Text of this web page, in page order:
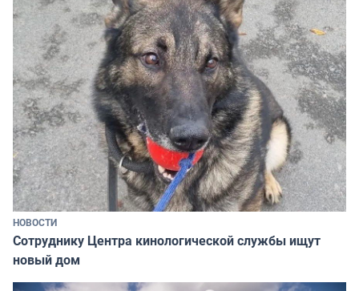
НОВОСТИ
Сотруднику Центра кинологической службы ищут
новый дом